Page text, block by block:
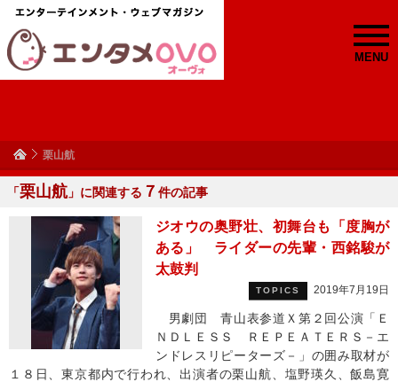
MENU
栗山航
「栗山航」に関連する ７ 件の記事
ジオウの奥野壮、初舞台も「度胸が
ある」 ライダーの先輩・西銘駿が
太鼓判
TOPICS 2019年7月19日
男劇団 青山表参道Ｘ第２回公演「Ｅ
ＮＤＬＥＳＳ ＲＥＰＥＡＴＥＲＳ－エ
ンドレスリピーターズ－」の囲み取材が
１８日、東京都内で行われ、出演者の栗山航、塩野瑛久、飯島寛